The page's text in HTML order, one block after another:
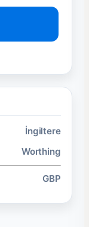
İngiltere
Worthing
GBP